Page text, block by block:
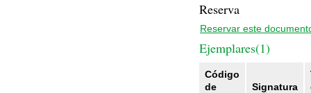
Reserva
Reservar este
Ejemplares(1)
Código
de
Signatura